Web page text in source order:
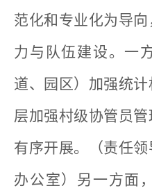
范化和专业化为导
力与队伍建设。一
道、园区）加强统
层加强村级协管员
有序开展。（责任领
办公室）另一方面